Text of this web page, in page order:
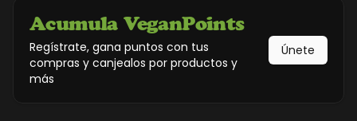
Acumula VeganPoints
Regístrate, gana puntos con tus
compras y canjealos por productos y
más
Únete